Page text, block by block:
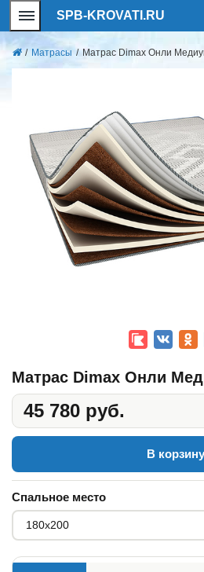
SPB-KROVATI.RU
/ Матрасы / Матрас Dimax Онли
Матрас Dimax Онли
45 780 руб.
В корзину
Спальное место